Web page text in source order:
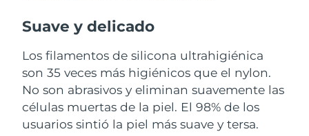
Suave y delicado
Los filamentos de silicona ultrahigiénica
son 35 veces más higiénicos que el nylon.
No son abrasivos y eliminan suavemente las
células muertas de la piel. El 98% de los
usuarios sintió la piel más suave y tersa.